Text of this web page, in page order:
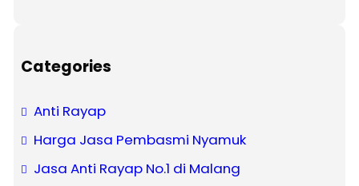
Categories
Anti Rayap
Harga Jasa Pembasmi Nyamuk
Jasa Anti Rayap No.1 di Malang